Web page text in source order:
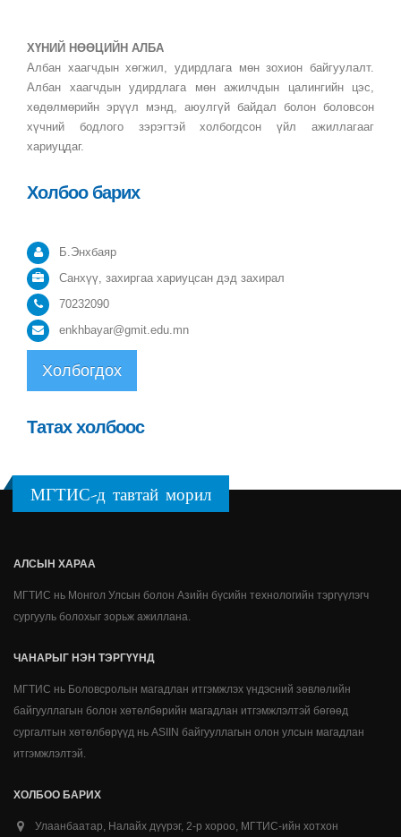
ХҮНИЙ НӨӨЦИЙН АЛБА
Албан хаагчдын хөгжил, удирдлага мөн зохион байгуулалт.
Албан хаагчдын удирдлага мөн ажилчдын цалингийн цэс,
хөдөлмөрийн эрүүл мэнд, аюулгүй байдал болон боловсон
хүчний бодлого зэрэгтэй холбогдсон үйл ажиллагааг
хариуцдаг.
Холбоо барих
Б.Энхбаяр
Санхүү, захиргаа хариуцсан дэд захирал
70232090
enkhbayar@gmit.edu.mn
Холбогдох
Татах холбоос
МГТИС-д тавтай морил
АЛСЫН ХАРАА
МГТИС нь Монгол Улсын болон Азийн бүсийн технологийн тэргүүлэгч
сургууль болохыг зорьж ажиллана.
ЧАНАРЫГ НЭН ТЭРГҮҮНД
МГТИС нь Боловсролын магадлан итгэмжлэх үндэсний зөвлөлийн
байгууллагын болон хөтөлбөрийн магадлан итгэмжлэлтэй бөгөөд
сургалтын хөтөлбөрүүд нь ASIIN байгууллагын олон улсын магадлан
итгэмжлэлтэй.
ХОЛБОО БАРИХ
Улаанбаатар, Налайх дүүрэг, 2-р хороо, МГТИС-ийн хотхон